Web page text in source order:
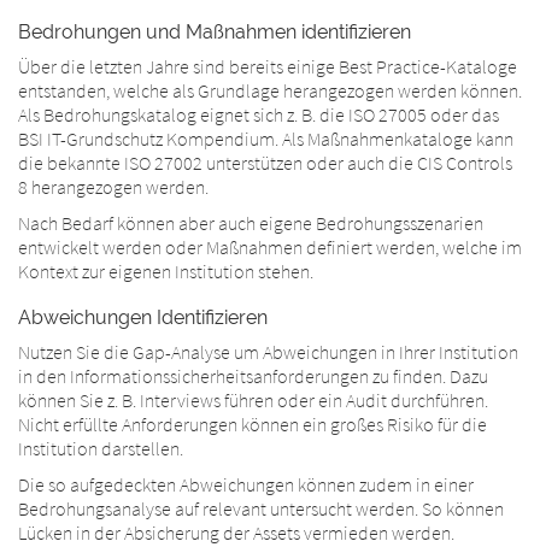
Bedrohungen und Maßnahmen identifizieren
Über die letzten Jahre sind bereits einige Best Practice-Kataloge
entstanden, welche als Grundlage herangezogen werden können.
Als Bedrohungskatalog eignet sich z. B. die ISO 27005 oder das
BSI IT-Grundschutz Kompendium. Als Maßnahmenkataloge kann
die bekannte ISO 27002 unterstützen oder auch die CIS Controls
8 herangezogen werden.
Nach Bedarf können aber auch eigene Bedrohungsszenarien
entwickelt werden oder Maßnahmen definiert werden, welche im
Kontext zur eigenen Institution stehen.
Abweichungen Identifizieren
Nutzen Sie die Gap-Analyse um Abweichungen in Ihrer Institution
in den Informationssicherheitsanforderungen zu finden. Dazu
können Sie z. B. Interviews führen oder ein Audit durchführen.
Nicht erfüllte Anforderungen können ein großes Risiko für die
Institution darstellen.
Die so aufgedeckten Abweichungen können zudem in einer
Bedrohungsanalyse auf relevant untersucht werden. So können
Lücken in der Absicherung der Assets vermieden werden.